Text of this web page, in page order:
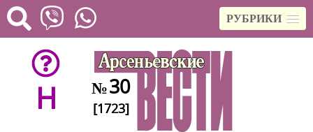
РУБРИКИ
H №30
[1723]